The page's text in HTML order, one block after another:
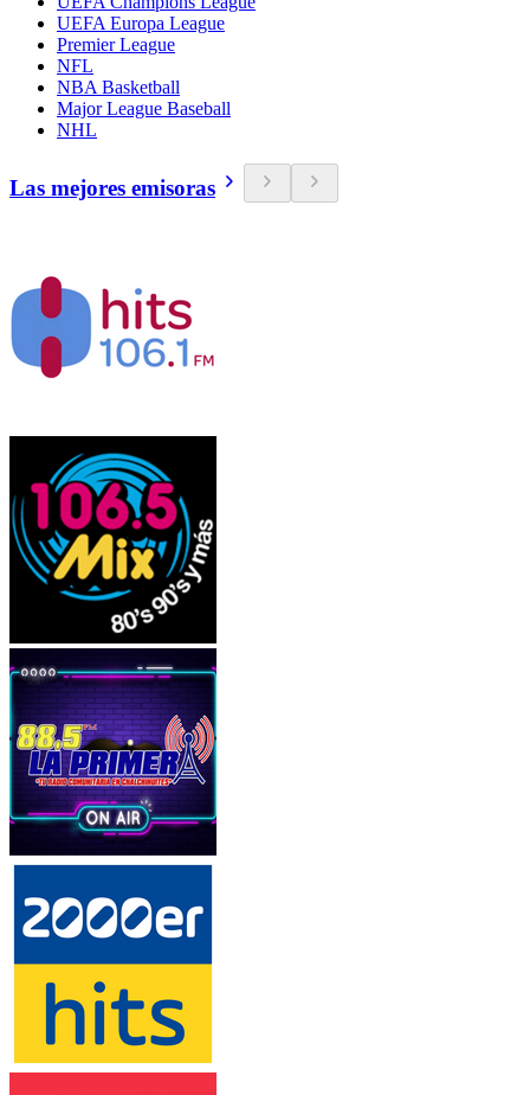
UEFA Europa League
Premier League
NFL
NBA Basketball
Major League Baseball
NHL
Las mejores emisoras